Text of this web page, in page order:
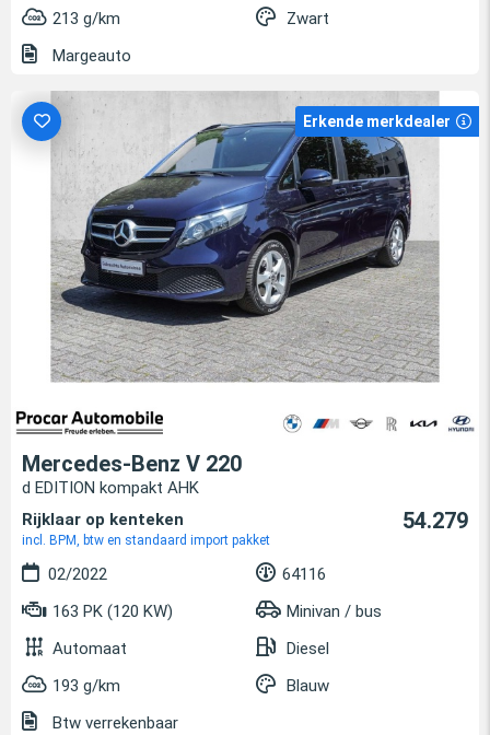
213 g/km
Zwart
Margeauto
Erkende merkdealer
Mercedes-Benz V 220
d EDITION kompakt AHK
Rijklaar op kenteken
incl. BPM, btw en standaard import pakket
54.279
02/2022
64116
163 PK (120 KW)
Minivan / bus
Automaat
Diesel
193 g/km
Blauw
Btw verrekenbaar